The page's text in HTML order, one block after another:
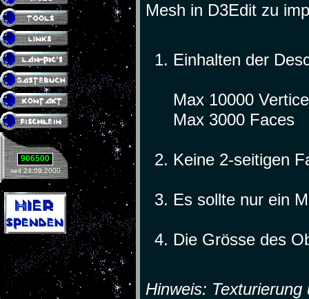
906500
seit 24.09.2000
Mesh in D3Edit zu
Einhalten der
Max 10000
Max 3000 Faces
Keine 2-seitigen
Es sollte nur ein
Die Grösse des
Hinweis: